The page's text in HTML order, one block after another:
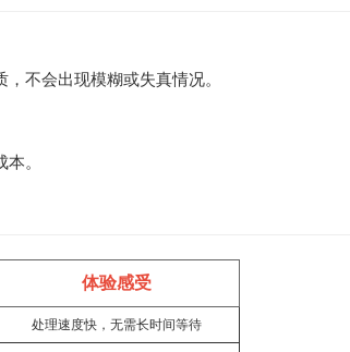
不会出现模糊或失真情况。
。
体验感受
处理速度快，无需长时间等待